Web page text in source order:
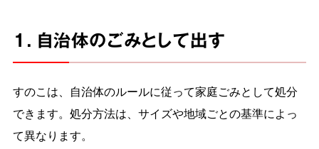
1. 自治体のごみとして出す
すのこは、自治体のルールに従って家庭ごみとして処分
できます。処分方法は、サイズや地域ごとの基準によっ
て異なります。